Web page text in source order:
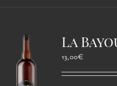
La
13,00€